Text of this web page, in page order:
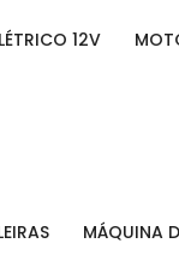
12V
MÁQUINA